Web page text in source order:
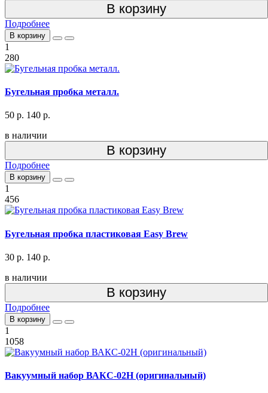
В корзину
Подробнее
В корзину
1
280
Бугельная пробка металл.
50 р. 140 р.
в наличии
В корзину
Подробнее
В корзину
1
456
Бугельная пробка пластиковая Easy Brew
30 р. 140 р.
в наличии
В корзину
Подробнее
В корзину
1
1058
Вакуумный набор ВАКС-02Н (оригинальный)